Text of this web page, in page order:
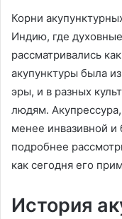
Корни
Индию, где
рассматривались
акупунктуры была
эры, и в разных
людям.
менее инвазивной
подробнее
как сегодня его
История